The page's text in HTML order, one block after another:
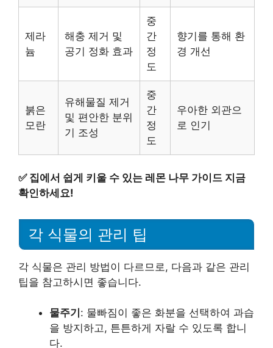
제라
늄
해충 제거 및
공기 정화 효과
중
간
정
도
향기를 통해 환
경 개선
붉은
모란
유해물질 제거
및 편안한 분위
기 조성
중
간
정
도
우아한 외관으
로 인기
✅ 집에서 쉽게 키울 수 있는 레몬 나무 가이드 지금
확인하세요!
각 식물의 관리 팁
각 식물은 관리 방법이 다르므로, 다음과 같은 관리
팁을 참고하시면 좋습니다.
물주기 : 물빠짐이 좋은 화분을 선택하여 과습
을 방지하고, 튼튼하게 자랄 수 있도록 합니
다.